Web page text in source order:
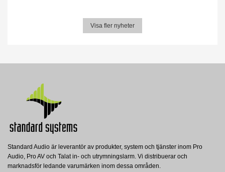
Visa fler nyheter
Standard Audio är leverantör av produkter, system och tjänster inom Pro
Audio, Pro AV och Talat in- och utrymningslarm. Vi distribuerar och
marknadsför ledande varumärken inom dessa områden.